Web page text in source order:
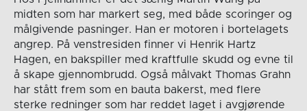
midten som har markert seg, med både scoringer og
målgivende pasninger. Han er motoren i bortelagets
angrep. På venstresiden finner vi Henrik Hartz
Hagen, en bakspiller med kraftfulle skudd og evne til
å skape gjennombrudd. Også målvakt Thomas Grahn
har stått frem som en bauta bakerst, med flere
sterke redninger som har reddet laget i avgjørende